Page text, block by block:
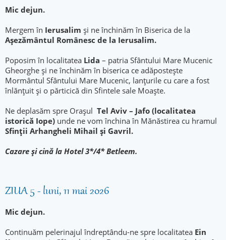
Mic dejun.
Mergem în Ierusalim și ne închinăm în Biserica de la
Așezământul Românesc de la Ierusalim.
Poposim în localitatea Lida – patria Sfântului Mare Mucenic
Gheorghe și ne închinăm în biserica ce adăpostește
Mormântul Sfântului Mare Mucenic, lanțurile cu care a fost
înlănțuit și o părticică din Sfintele sale Moaște.
Ne deplasăm spre Oraşul Tel Aviv – Jafo (localitatea
istorică Iope) unde ne vom închina în Mănăstirea cu hramul
Sfinții Arhangheli Mihail şi Gavril.
Cazare şi cină la Hotel 3*/4* Betleem.
ZIUA 5 - luni, 11 mai 2026
Mic dejun.
Continuăm pelerinajul îndreptându-ne spre localitatea Ein